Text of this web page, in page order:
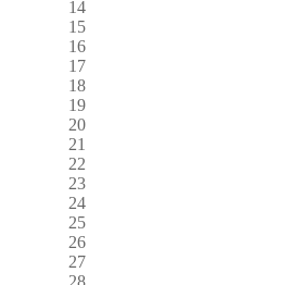
14
15
16
17
18
19
20
21
22
23
24
25
26
27
28